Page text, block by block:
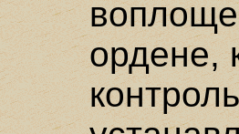
ордене,